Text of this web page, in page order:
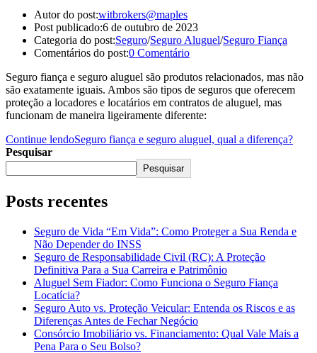
Autor do post:witbrokers@maples
Post publicado:6 de outubro de 2023
Categoria do post:Seguro/Seguro Aluguel/Seguro Fiança
Comentários do post:0 Comentário
Seguro fiança e seguro aluguel são produtos relacionados, mas não
são exatamente iguais. Ambos são tipos de seguros que oferecem
proteção a locadores e locatários em contratos de aluguel, mas
funcionam de maneira ligeiramente diferente:
Continue lendoSeguro fiança e seguro aluguel, qual a diferença?
Pesquisar
Pesquisar
Posts recentes
Seguro de Vida “Em Vida”: Como Proteger a Sua Renda e
Não Depender do INSS
Seguro de Responsabilidade Civil (RC): A Proteção
Definitiva Para a Sua Carreira e Patrimônio
Aluguel Sem Fiador: Como Funciona o Seguro Fiança
Locatícia?
Seguro Auto vs. Proteção Veicular: Entenda os Riscos e as
Diferenças Antes de Fechar Negócio
Consórcio Imobiliário vs. Financiamento: Qual Vale Mais a
Pena Para o Seu Bolso?